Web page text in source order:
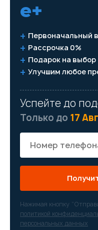
e+
Первоначальный
Рассрочка 0%
Подарок на выбор
Улучшим любое
Успейте до
Только до 17
Нажимая кнопку
политикой
персональных данных